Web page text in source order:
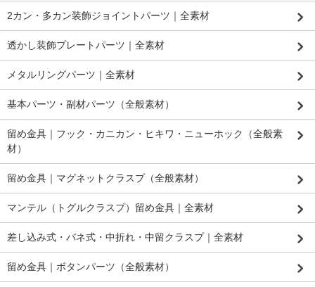
2カン・多カン装飾ジョイントパーツ｜全素材
透かし装飾プレートパーツ｜全素材
メタルリングパーツ｜全素材
基本パーツ・副材パーツ（全般素材）
留め金具｜フック・カニカン・ヒキワ・ニューホック（全般素
材）
留め金具｜マグネットクラスプ（全般素材）
マンテル（トグルクラスプ）留め金具｜全素材
差し込み式・バネ式・中折れ・中留クラスプ｜全素材
留め金具｜ボタンパーツ（全般素材）